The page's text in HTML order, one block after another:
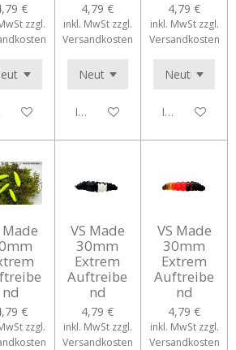
€
zzgl.
Warenkorb
4,79 €
inkl. MwSt zzgl.
Versandkosten
In den Warenkorb
4,79 €
inkl. MwSt zzgl.
Versandkosten
In den
Made
nd
€
zzgl.
VS Made
30mm
Extrem
Auftreibe
nd
4,79 €
inkl. MwSt zzgl.
Versandkosten
VS Made
30mm
Extrem
Auftreibe
nd
4,79 €
inkl. MwSt zzgl.
Versandkosten